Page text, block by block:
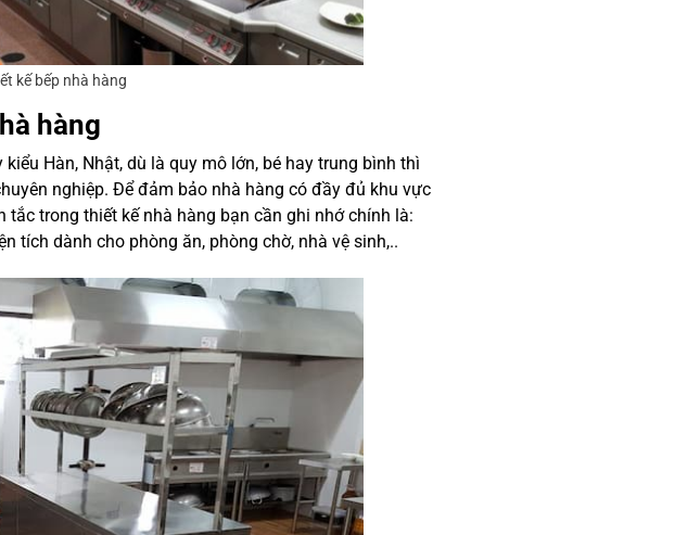
kế bếp nhà hàng
hàng
Hàn, Nhật, dù là quy mô lớn, bé hay trung bình thì
nghiệp. Để đảm bảo nhà hàng có đầy đủ khu vực
tắc trong thiết kế nhà hàng bạn cần ghi nhớ chính là:
tích dành cho phòng ăn, phòng chờ, nhà vệ sinh,..